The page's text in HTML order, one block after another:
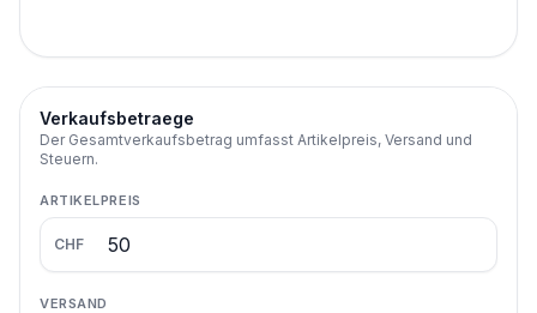
Verkaufsbetraege
Der Gesamtverkaufsbetrag umfasst Artikelpreis, Versand und
Steuern.
ARTIKELPREIS
CHF
VERSAND